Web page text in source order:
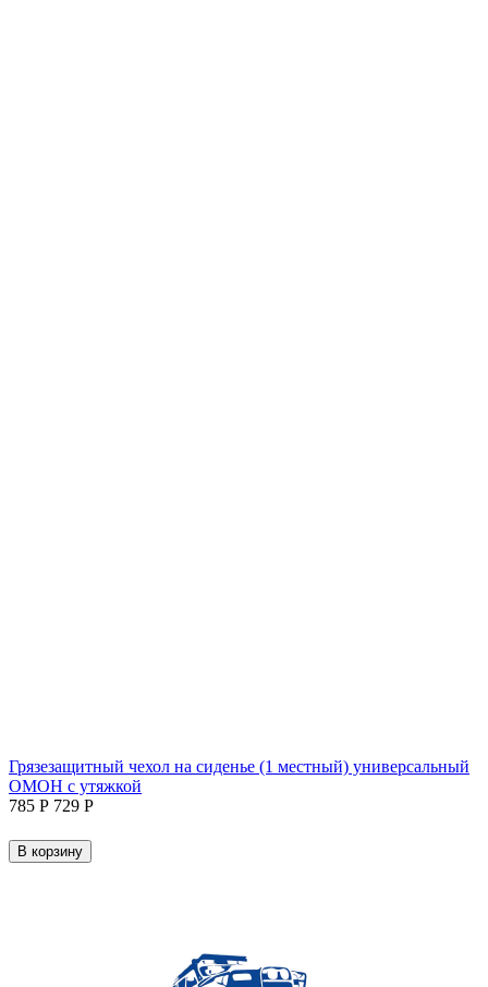
Грязезащитный чехол на сиденье (1 местный) универсальный
ОМОН с утяжкой
‍785‍ Р ‍729‍ Р
В корзину